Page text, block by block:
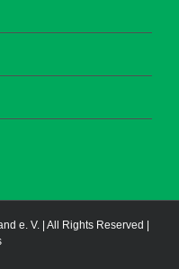
e. V. | All Rights Reserved |